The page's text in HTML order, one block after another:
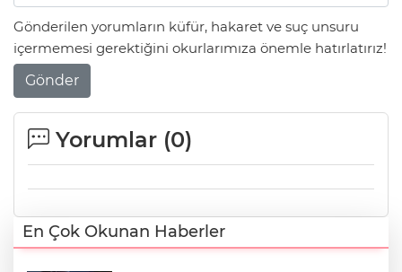
Gönderilen yorumların küfür, hakaret ve suç unsuru
içermemesi gerektiğini okurlarımıza önemle hatırlatırız!
Gönder
Yorumlar (0)
En Çok Okunan Haberler